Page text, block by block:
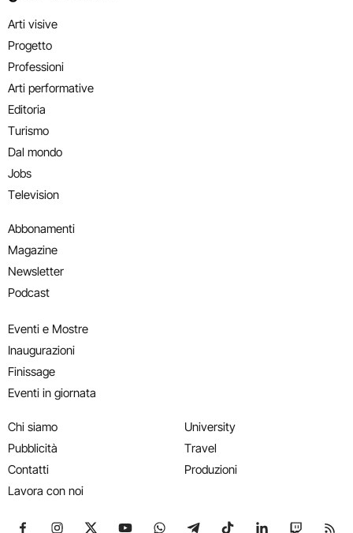
Arti visive
Progetto
Professioni
Arti performative
Editoria
Turismo
Dal mondo
Jobs
Television
Abbonamenti
Magazine
Newsletter
Podcast
Eventi e Mostre
Inaugurazioni
Finissage
Eventi in giornata
Chi siamo
Pubblicità
Contatti
Lavora con noi
University
Travel
Produzioni
Seguici su Facebook
Seguici su Instagram
Seguici su X
Seguici su YouTube
Seguici su WhatsApp
Seguici su Telegram
Seguici su TikTok
Seguici su
Seguici